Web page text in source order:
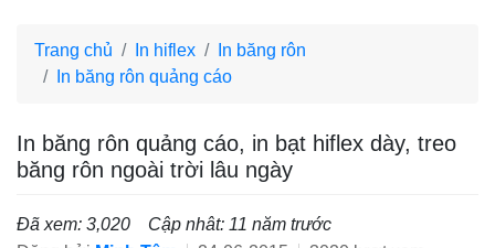
Trang chủ In hiflex
In băng rôn
In băng rôn quảng cáo
In băng rôn quảng cáo, in bạt hiflex dày, treo
băng rôn ngoài trời lâu ngày
Đã xem: 3,020
Cập nhât: 11 năm trước